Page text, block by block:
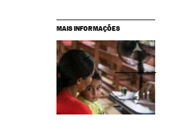
MAIS INFORMAÇÕES